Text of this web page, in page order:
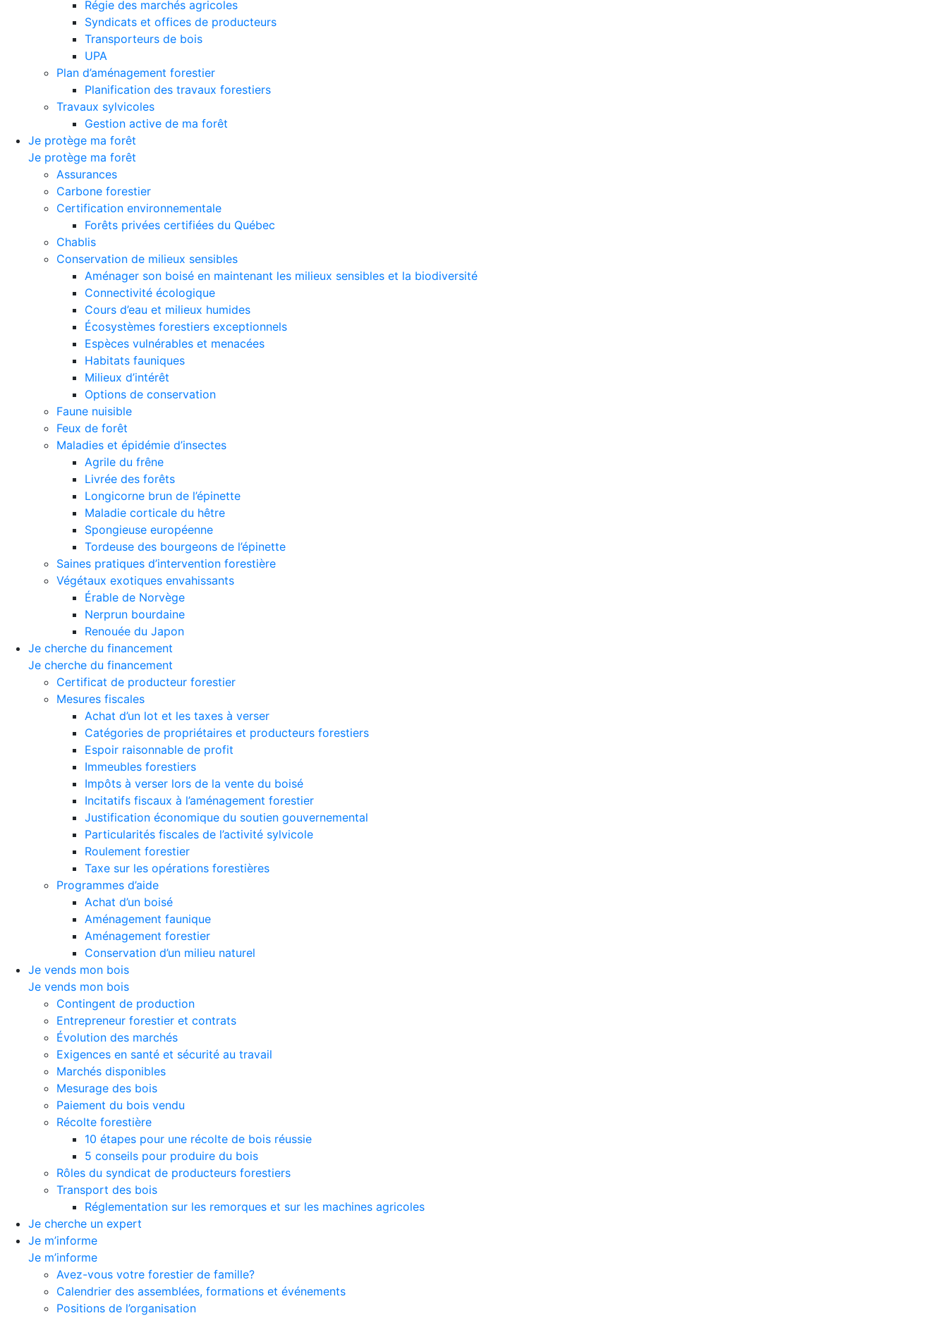
Régie des marchés agricoles
Syndicats et offices de producteurs
Transporteurs de bois
UPA
Plan d’aménagement forestier
Planification des travaux forestiers
Travaux sylvicoles
Gestion active de ma forêt
Je protège ma forêt
Je protège ma forêt
Assurances
Carbone forestier
Certification environnementale
Forêts privées certifiées du Québec
Chablis
Conservation de milieux sensibles
Aménager son boisé en maintenant les milieux sensibles et la biodiversité
Connectivité écologique
Cours d’eau et milieux humides
Écosystèmes forestiers exceptionnels
Espèces vulnérables et menacées
Habitats fauniques
Milieux d’intérêt
Options de conservation
Faune nuisible
Feux de forêt
Maladies et épidémie d’insectes
Agrile du frêne
Livrée des forêts
Longicorne brun de l’épinette
Maladie corticale du hêtre
Spongieuse européenne
Tordeuse des bourgeons de l’épinette
Saines pratiques d’intervention forestière
Végétaux exotiques envahissants
Érable de Norvège
Nerprun bourdaine
Renouée du Japon
Je cherche du financement
Je cherche du financement
Certificat de producteur forestier
Mesures fiscales
Achat d’un lot et les taxes à verser
Catégories de propriétaires et producteurs forestiers
Espoir raisonnable de profit
Immeubles forestiers
Impôts à verser lors de la vente du boisé
Incitatifs fiscaux à l’aménagement forestier
Justification économique du soutien gouvernemental
Particularités fiscales de l’activité sylvicole
Roulement forestier
Taxe sur les opérations forestières
Programmes d’aide
Achat d’un boisé
Aménagement faunique
Aménagement forestier
Conservation d’un milieu naturel
Je vends mon bois
Je vends mon bois
Contingent de production
Entrepreneur forestier et contrats
Évolution des marchés
Exigences en santé et sécurité au travail
Marchés disponibles
Mesurage des bois
Paiement du bois vendu
Récolte forestière
10 étapes pour une récolte de bois réussie
5 conseils pour produire du bois
Rôles du syndicat de producteurs forestiers
Transport des bois
Réglementation sur les remorques et sur les machines agricoles
Je cherche un expert
Je m’informe
Je m’informe
Avez-vous votre forestier de famille?
Calendrier des assemblées, formations et événements
Positions de l’organisation